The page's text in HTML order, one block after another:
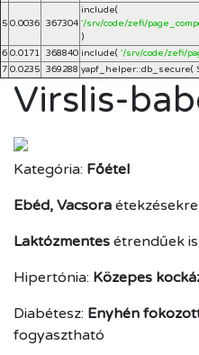
5 0.0036 367304
include(
'/srv/code/zefi/
)
6 0.0171 368840 include( '/srv/code/zefi/
7 0.0235 369288 yapf_helper::db_secure(
Virslis-
Kategória: Főétel
Ebéd, Vacsora
Laktózmentes étrendűek
Hipertónia: Közepes
Diabétesz: Enyhén
fogyasztható